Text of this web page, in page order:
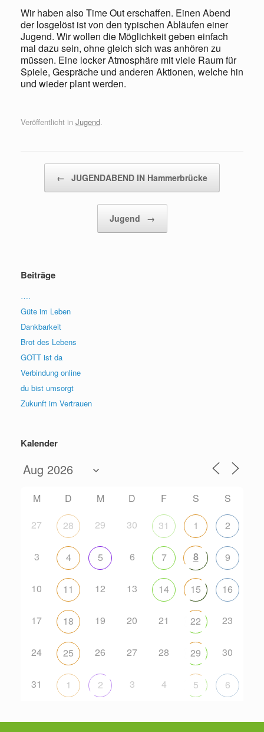
Wir haben also Time Out erschaffen. Einen Abend
der losgelöst ist von den typischen Abläufen einer
Jugend. Wir wollen die Möglichkeit geben einfach
mal dazu sein, ohne gleich sich was anhören zu
müssen. Eine locker Atmosphäre mit viele Raum für
Spiele, Gespräche und anderen Aktionen, welche hin
und wieder plant werden.
Veröffentlicht in Jugend.
← JUGENDABEND IN Hammerbrücke
Jugend →
Beiträge
….
Güte im Leben
Dankbarkeit
Brot des Lebens
GOTT ist da
Verbindung online
du bist umsorgt
Zukunft im Vertrauen
Kalender
M D M D F S
S
27
28 29 30 31 1 2
3 4 5 6 7 8 9
10 11 12 13 14 15 16
17 18 19 20 21 22 23
24 25 26 27 28 29 30
31 1 2 3 4 5 6